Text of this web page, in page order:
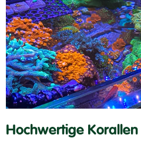
Hochwertige Korallen